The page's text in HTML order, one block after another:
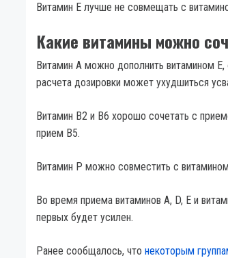
Витамин Е лучше не совмещать с
Какие витамины можно
Витамин А можно дополнить витамином
расчета дозировки может ухудшиться
Витамин В2 и В6 хорошо сочетать с
прием В5.
Витамин Р можно совместить с
Во время приема витаминов А, D, Е и
первых будет усилен.
Ранее сообщалось, что некоторым